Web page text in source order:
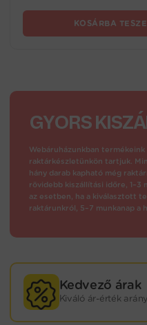
KOSÁRBA
GYORS
Webáruházunkban
raktárkészletünkön tartjuk.
hány darab kapható még
rövidebb kiszállítási időre, 1–3
az esetben, ha a kiválasztott
raktárunkról, 5–7 munkanap a
Kedvező árak
Kiváló ár-érték arány